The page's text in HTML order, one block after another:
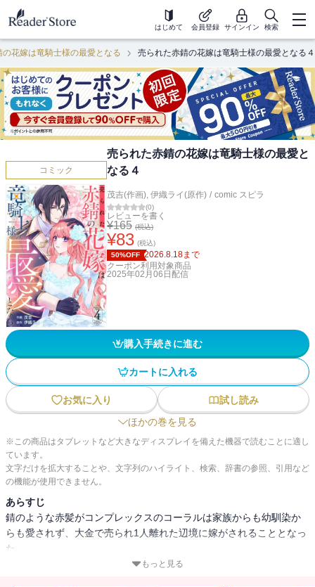
はじめて 会員登録 サインイン 検索
の花嫁は竜騎士様の最愛となる 売られた赤錆の花嫁は竜騎士様の最愛となる４
コミック
売られた赤錆の花嫁は竜騎士様の最愛と
なる４
茂吉(作画), 伊織ライ(原作) / comic スピラ
(0)
レビューを書く
¥165 (税込)
¥83 (税込)
50%OFF 2026.8.18まで
クーポン利用対象商品
2025年02月06日 配信
購入手続きに進む
カートに入れる
お気に入り
試し読み
ほかの巻を見る
※この商品はタブレットなど大きなディスプレイを備えた機器で読むことに適し
ています。
文字だけを拡大することや、文字列のハイライト、検索、辞書の参照、引用など
の機能が使用できません。
あらすじ
錆のような赤髪がコンプレックスのコーラルは家族からも幼馴染か
らも愛されず、大金で売られ1人離れた辺境に嫁がされることとなっ
た。
もっと見る